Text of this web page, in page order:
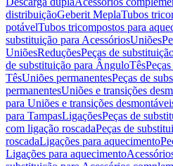
distribuiçãoGeberit MeplaTubos
potávelTubos tricompostos para
substituição para AcessóriosUniões
UniõesReduçõesPeças de
de substituição para ÂnguloTês
TêsUniões permanentesPeças de
permanentesUniões e transições
para Uniões e transições
para TampasLigaçõesPeças de
com ligação roscadaPeças de
roscadaLigações para aquecimento
Ligações para aquecimento